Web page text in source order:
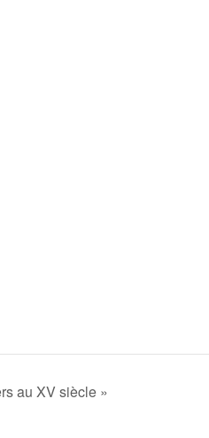
au XV siècle »